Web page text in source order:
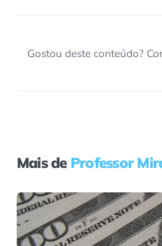
Gostou deste conteúdo?
Mais de Professor